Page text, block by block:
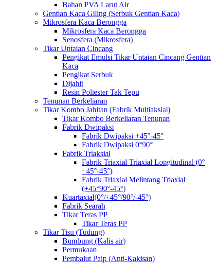
Bahan PVA Larut Air
Gentian Kaca Giling (Serbuk Gentian Kaca)
Mikrosfera Kaca Berongga
Mikrosfera Kaca Berongga
Senosfera (Mikrosfera)
Tikar Untaian Cincang
Pengikat Emulsi Tikar Untaian Cincang Gentian
Kaca
Pengikat Serbuk
Dijahit
Resin Poliester Tak Tepu
Tenunan Berkeliaran
Tikar Kombo Jahitan (Fabrik Multiaksial)
Tikar Kombo Berkeliaran Tenunan
Fabrik Dwipaksi
Fabrik Dwipaksi +45°-45°
Fabrik Dwipaksi 0°90°
Fabrik Triaksial
Fabrik Triaxial Triaxial Longitudinal (0°
+45°-45°)
Fabrik Triaxial Melintang Triaxial
(+45°90°-45°)
Kuartaxial(0°/+45°/90°/-45°)
Fabrik Searah
Tikar Teras PP
Tikar Teras PP
Tikar Tisu (Tudung)
Bumbung (Kalis air)
Permukaan
Pembalut Paip (Anti-Kakisan)